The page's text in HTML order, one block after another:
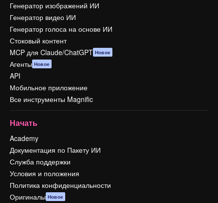
Генератор изображений ИИ
Генератор видео ИИ
Генератор голоса на основе ИИ
Стоковый контент
MCP для Claude/ChatGPT Новое
Агенты Новое
API
Мобильное приложение
Все инструменты Magnific
Начать
Academy
Документация по Пакету ИИ
Служба поддержки
Условия и положения
Политика конфиденциальности
Оригиналы Новое